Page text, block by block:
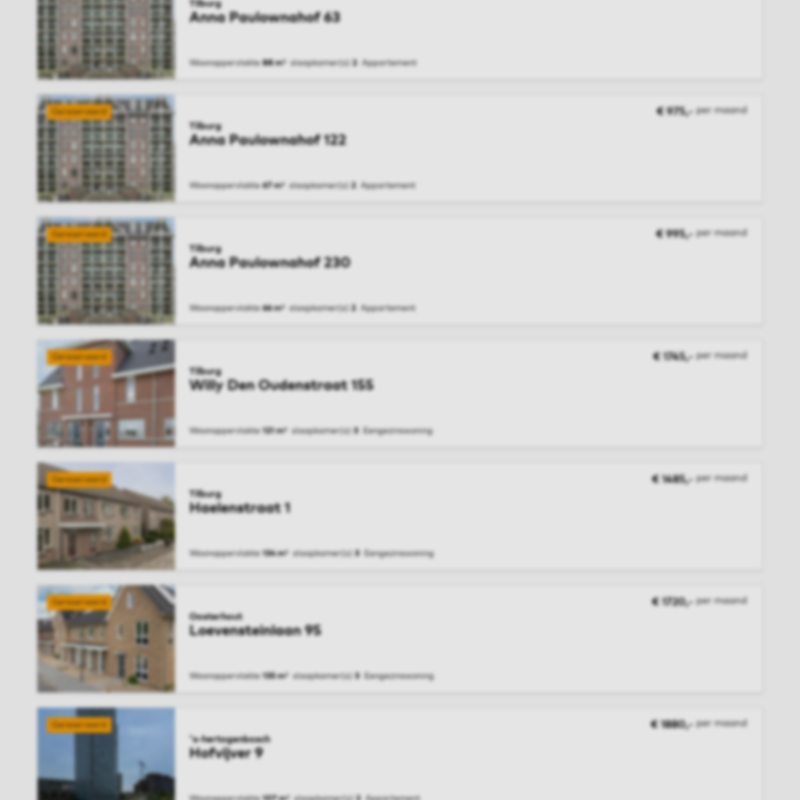
Anna Paulownahof 63
Tilburg
Woonoppervlakte 88 m² slaapkamer(s) Appartement
Gereserveerd
Anna Paulownahof 122
€ 975,- per maand
Tilburg
Woonoppervlakte 67 m² slaapkamer(s) Appartement
Gereserveerd
Anna Paulownahof 230
€ 995,- per maand
Tilburg
Woonoppervlakte 66 m² slaapkamer(s) Appartement
Gereserveerd
Willy Den Oudenstraat 155
€ 1745,- per maand
Tilburg
Woonoppervlakte 121 m² slaapkamer(s) 3 Eengezinswoning
Gereserveerd
Haelenstraat 1
€ 1485,- per maand
Tilburg
Woonoppervlakte 134 m² slaapkamer(s) 3 Eengezinswoning
Gereserveerd
Loevensteinlaan 95
€ 1720,- per maand
Oosterhout
Woonoppervlakte 135 m² slaapkamer(s) 3 Eengezinswoning
Gereserveerd
Hofvijver 9
€ 1880,- per maand
's-hertogenbosch